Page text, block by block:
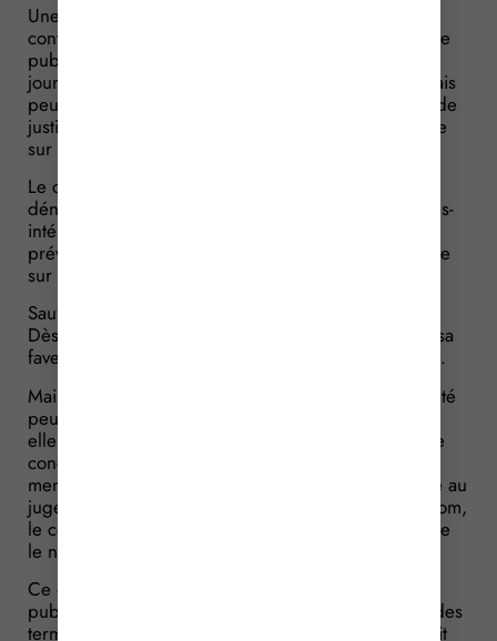
Une société fait condamner un concurrent pour
contrefaçon. Le juge ordonne alors au concurrent de
publier, à ses frais, la décision de justice dans 3
journaux ou périodiques aux choix de la société. Mais
peu après, la société publie également la décision de
justice sur son site web, dans sa newsletter ainsi que
sur Twitter.
Le concurrent estime que ces publications sont
dénigrantes et demande le versement de dommages-
intérêts. Il rappelle que la décision de justice ne
prévoit pas que sa condamnation puisse être publiée
sur le site web de la société.
Sauf que la justice est publique, rappelle la société.
Dès lors, elle peut tout à fait publier la décision en sa
faveur sur son site web. Ce que confirme ici le juge.
Mais le concurrent ne se laisse pas faire : si la société
peut publier la décision de justice sur son site web,
elle ne doit toutefois pas le faire abusivement. Or, le
concurrent constate que la société a ajouté une
mention qui augmente l’effet de la publicité donnée au
jugement. Au lieu de simplement mentionner son nom,
le concurrent relève, en effet, que la société y accole
le nom de son produit phare pour le dénigrer.
Ce que confirme le juge : augmenter l’impact de la
publicité du jugement au-delà des limites résultant des
termes mêmes du jugement est fautif. La société doit